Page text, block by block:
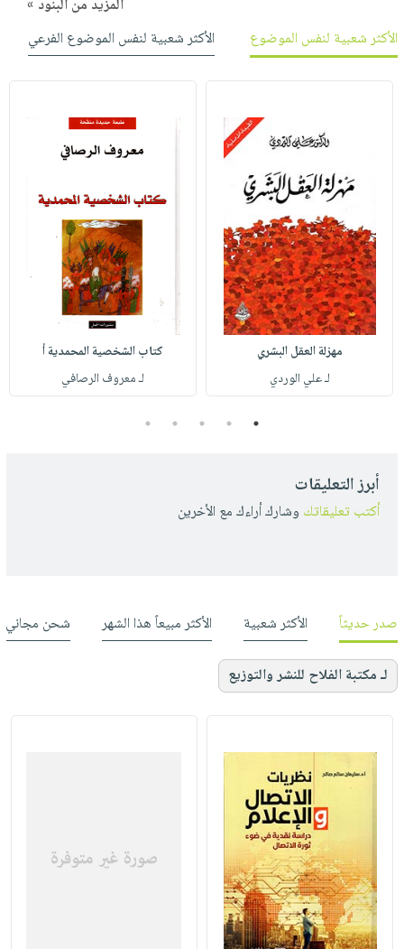
المزيد من البنود »
الأكثر شعبية لنفس الموضوع
الأكثر شعبية لنفس الموضوع الفرعي
مهزلة العقل البشري
لـ علي الوردي
كتاب الشخصية المحمدية أ
لـ معروف الرصافي
1
2
3
4
5
أبرز التعليقات
أكتب تعليقاتك وشارك أراءك مع الأخرين
صدر حديثاً الأكثر شعبية الأكثر مبيعاً هذا الشهر شحن مجاني
لـ مكتبة الفلاح للنشر والتوزيع